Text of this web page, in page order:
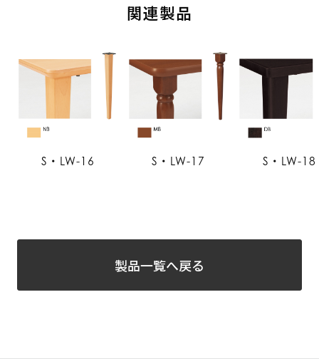
関連製品
S・LW-16 S・LW-17 S・LW-18
製品一覧へ戻る